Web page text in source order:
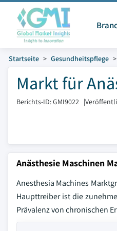
Startseite Gesundheitspflege
Markt für
Berichts-ID: GMI9022 |
Anästhesie Maschinen
Anesthesia Machines
Haupttreiber ist die
Prävalenz von chronischen